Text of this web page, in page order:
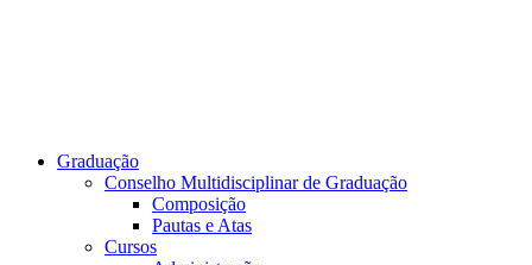
Graduação
Conselho Multidisciplinar de Graduação
Composição
Pautas e Atas
Cursos